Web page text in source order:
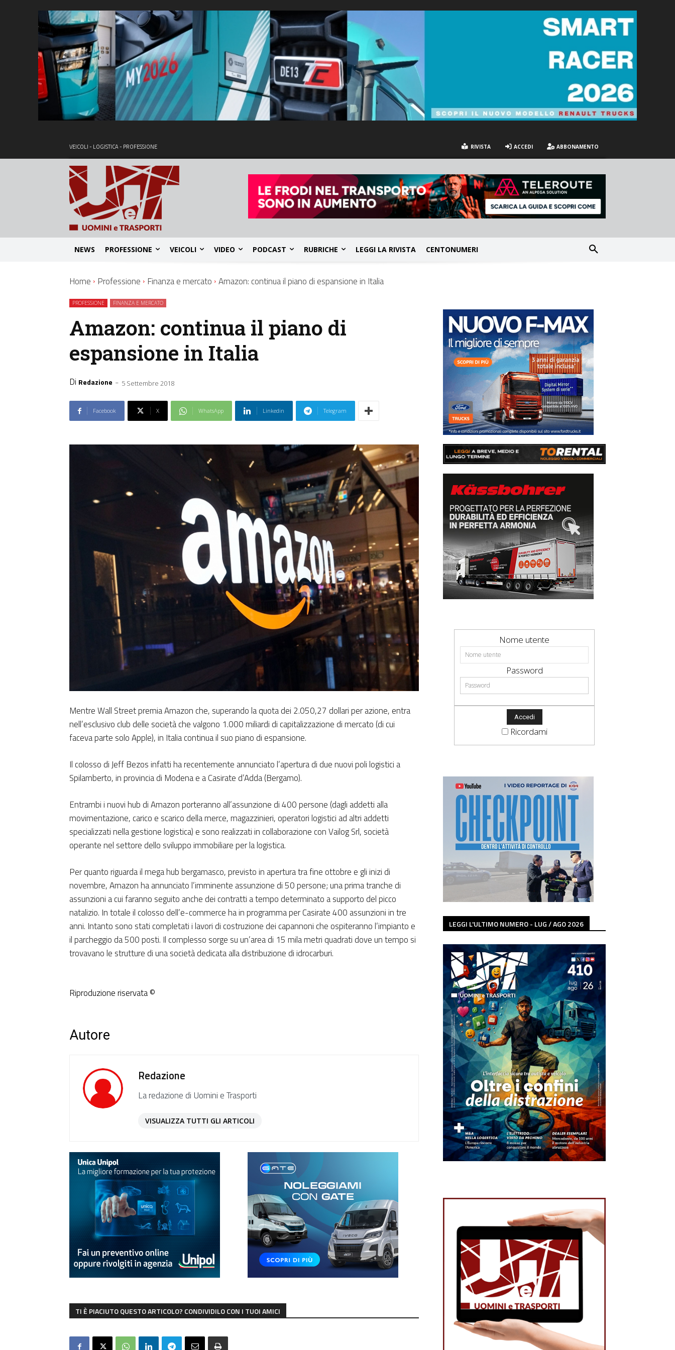
VEICOLI - LOGISTICA - PROFESSIONE RIVISTA ACCEDI ABBONAMENTO
NEWS PROFESSIONE VEICOLI VIDEO PODCAST RUBRICHE LEGGI LA RIVISTA CENTONUMERI
Home Professione Finanza e mercato Amazon: continua il piano di espansione in Italia
PROFESSIONE FINANZA E MERCATO
Amazon: continua il piano di
espansione in Italia
Di Redazione - 5 Settembre 2018
Facebook X WhatsApp Linkedin Telegram
Mentre Wall Street premia Amazon che, superando la quota dei 2.050,27 dollari per azione, entra
nell’esclusivo club delle società che valgono 1.000 miliardi di capitalizzazione di mercato (di cui
faceva parte solo Apple), in Italia continua il suo piano di espansione.
Il colosso di Jeff Bezos infatti ha recentemente annunciato l’apertura di due nuovi poli logistici a
Spilamberto, in provincia di Modena e a Casirate d’Adda (Bergamo).
Entrambi i nuovi hub di Amazon porteranno all’assunzione di 400 persone (dagli addetti alla
movimentazione, carico e scarico della merce, magazzinieri, operatori logistici ad altri addetti
specializzati nella gestione logistica) e sono realizzati in collaborazione con Vailog Srl, società
operante nel settore dello sviluppo immobiliare per la logistica.
Per quanto riguarda il mega hub bergamasco, previsto in apertura tra fine ottobre e gli inizi di
novembre, Amazon ha annunciato l’imminente assunzione di 50 persone; una prima tranche di
assunzioni a cui faranno seguito anche dei contratti a tempo determinato a supporto del picco
natalizio. In totale il colosso dell’e-commerce ha in programma per Casirate 400 assunzioni in tre
anni. Intanto sono stati completati i lavori di costruzione dei capannoni che ospiteranno l’impianto e
il parcheggio da 500 posti. Il complesso sorge su un’area di 15 mila metri quadrati dove un tempo si
trovavano le strutture di una società dedicata alla distribuzione di idrocarburi.
Riproduzione riservata ©
Autore
Redazione
La redazione di Uomini e Trasporti
VISUALIZZA TUTTI GLI ARTICOLI
TI È PIACIUTO QUESTO ARTICOLO? CONDIVIDILO CON I TUOI AMICI
Nome utente
Password
Ricordami
LEGGI L'ULTIMO NUMERO - LUG / AGO 2026